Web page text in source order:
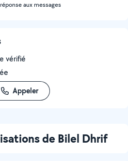
aux messages
vérifié
Appeler
de Bilel Dhrif